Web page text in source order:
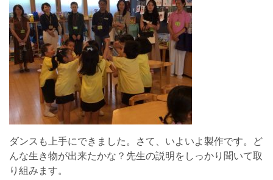
ダンスも上手にできました。さて、いよいよ製作です。ど
んな生き物が出来たかな？先生の説明をしっかり聞いて取
り組みます。